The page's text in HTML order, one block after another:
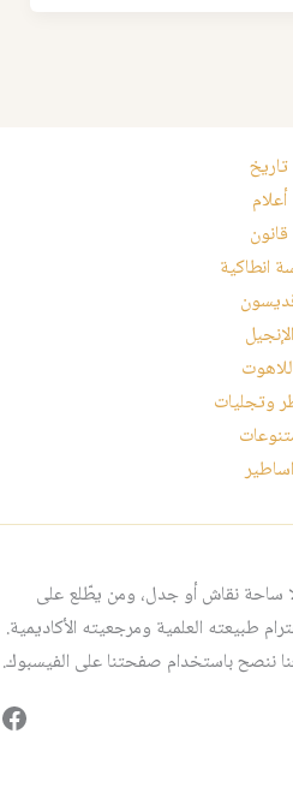
تاريخ
أعلام
قانون
انطاكية
الإنجيل
وتجليات
اساطير
ساحة نقاش أو جدل، ومن يطّلع على
طبيعته العلمية ومرجعيته الأكاديمية.
ننصح باستخدام صفحتنا على الفيسبوك.